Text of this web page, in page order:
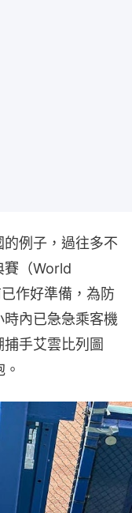
例子，過往多不
賽（World
作好準備，為防
內已急急乘客機
手艾雲比列圖